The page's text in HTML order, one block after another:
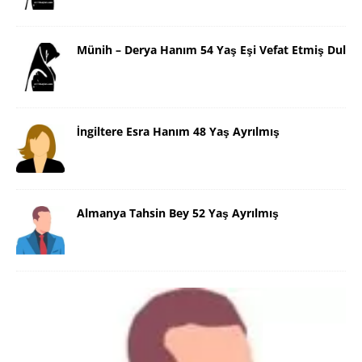
Münih – Derya Hanım 54 Yaş Eşi Vefat Etmiş Dul
İngiltere Esra Hanım 48 Yaş Ayrılmış
Almanya Tahsin Bey 52 Yaş Ayrılmış